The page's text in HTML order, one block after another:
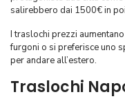
salirebbero dai 1500€ in
I traslochi prezzi
furgoni o si preferisce uno
per andare all’estero.
Traslochi